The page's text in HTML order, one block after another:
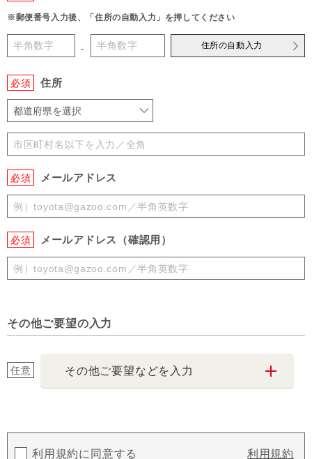
※郵便番号入力後、「住所の自動入力」を押してください
- 住所の自動入力
必須 住所
都道府県を選択
必須 メールアドレス
必須 メールアドレス（確認用）
その他ご要望の入力
任意 その他ご要望などを入力
利用規約に同意する 利用規約